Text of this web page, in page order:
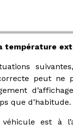
température
peut ne
que d’habitude.
est à